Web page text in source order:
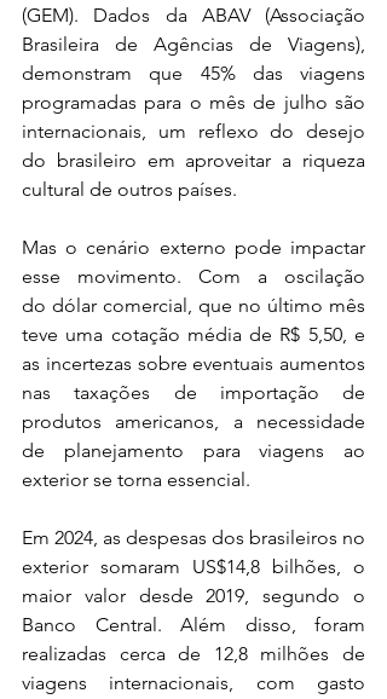
(GEM). Dados da ABAV (Associação
Brasileira de Agências de Viagens),
demonstram que 45% das viagens
programadas para o mês de julho são
internacionais, um reflexo do desejo
do brasileiro em aproveitar a riqueza
cultural de outros países.
Mas o cenário externo pode impactar
esse movimento. Com a oscilação
do dólar comercial, que no último mês
teve uma cotação média de R$ 5,50, e
as incertezas sobre eventuais aumentos
nas taxações de importação de
produtos americanos, a necessidade
de planejamento para viagens ao
exterior se torna essencial.
Em 2024, as despesas dos brasileiros no
exterior somaram US$14,8 bilhões, o
maior valor desde 2019, segundo o
Banco Central. Além disso, foram
realizadas cerca de 12,8 milhões de
viagens internacionais, com gasto